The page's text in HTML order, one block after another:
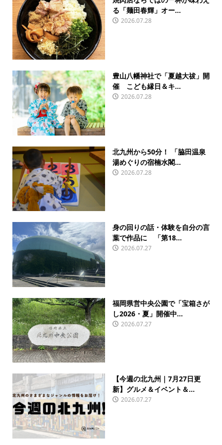
る「麺田春輝」オー...
2026.07.28
豊山八幡神社で「夏越大祓」開
催 こども縁日＆キ...
2026.07.28
北九州から50分！ 「脇田温泉
湯めぐりの宿楠水閣...
2026.07.28
身の回りの話・体験を自分の言
葉で作品に 「第18...
2026.07.27
福岡県営中央公園で「宝箱さが
し2026・夏」開催中...
2026.07.27
【今週の北九州｜7月27日更
新】グルメ＆イベント＆...
2026.07.27